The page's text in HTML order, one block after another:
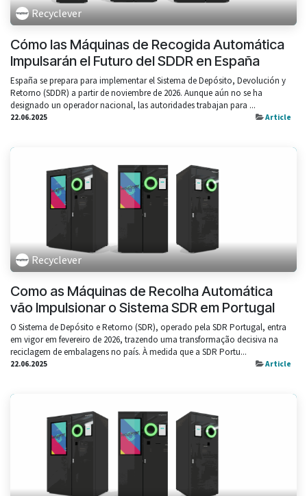
Recyclever
Cómo las Máquinas de Recogida Automática
Impulsarán el Futuro del SDDR en España
España se prepara para implementar el Sistema de Depósito, Devolución y
Retorno (SDDR) a partir de noviembre de 2026. Aunque aún no se ha
designado un operador nacional, las autoridades trabajan para ...
22.06.2025 Article
Recyclever
Como as Máquinas de Recolha Automática
vão Impulsionar o Sistema SDR em Portugal
O Sistema de Depósito e Retorno (SDR), operado pela SDR Portugal, entra
em vigor em fevereiro de 2026, trazendo uma transformação decisiva na
reciclagem de embalagens no país. À medida que a SDR Portu...
22.06.2025 Article